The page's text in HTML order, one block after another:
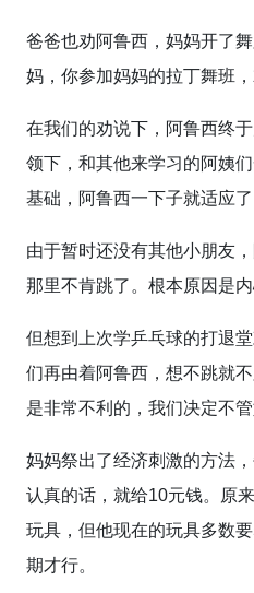
爸爸也劝阿鲁西，妈妈开了
妈，你参加妈妈的拉丁舞班，
在我们的劝说下，阿鲁西终
领下，和其他来学习的阿姨
基础，阿鲁西一下子就适应了
由于暂时还没有其他小朋友
那里不肯跳了。根本原因是内
但想到上次学乒乓球的打退
们再由着阿鲁西，想不跳就
是非常不利的，我们决定不
妈妈祭出了经济刺激的方法
认真的话，就给10元钱。原
玩具，但他现在的玩具多数
期才行。